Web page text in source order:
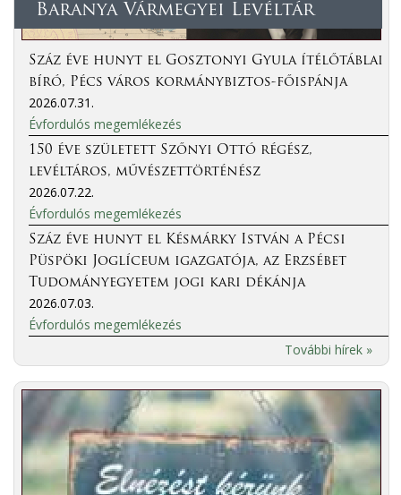
Baranya Vármegyei Levéltár
Száz éve hunyt el Gosztonyi Gyula ítélőtáblai
bíró, Pécs város kormánybiztos-főispánja
2026.07.31.
Évfordulós megemlékezés
150 éve született Szőnyi Ottó régész,
levéltáros, művészettörténész
2026.07.22.
Évfordulós megemlékezés
Száz éve hunyt el Késmárky István a Pécsi
Püspöki Joglíceum igazgatója, az Erzsébet
Tudományegyetem jogi kari dékánja
2026.07.03.
Évfordulós megemlékezés
További hírek »